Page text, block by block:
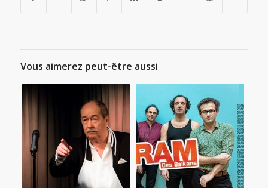
Vous aimerez peut-être aussi